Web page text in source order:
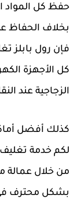
حفظ كل المواد
بخلاف الحفاظ
فإن رول بابلز
كل الأجهزة
الزجاجية عند
كذلك أفضل
لكم خدمة تغليف
من خلال عمالة
بشكل محترف في